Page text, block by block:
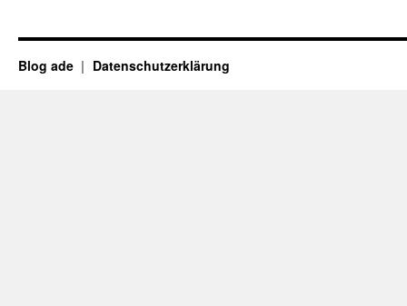
Blog ade Datenschutzerklärung